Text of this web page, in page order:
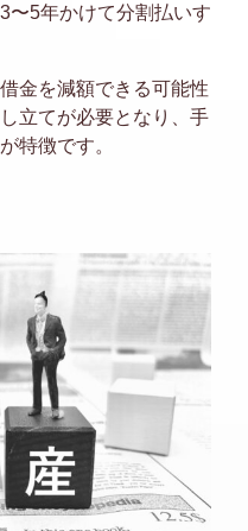
〜5年かけて分割払いす
金を減額できる可能性
立てが必要となり、手
特徴です。